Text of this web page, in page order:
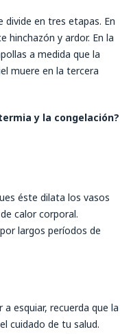
divide en tres etapas. En
hinchazón y ardor. En la
a medida que la
muere en la tercera
y la congelación?
éste dilata los vasos
calor corporal.
largos períodos de
esquiar, recuerda que la
cuidado de tu salud.